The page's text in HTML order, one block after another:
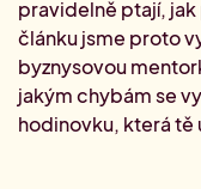
Kariérní cesta:
Vydej se na cestu
Videokurzy
Tvé téma, tvé
Půlroční
Jedno rozhodnutí,
Vstupenka
Akademie
Akademie
Firemní
Hledám do
Staň se
O nás
#HzM Merch
0
pravidelně ptají, jak
článku jsme proto
byznysovou
jakým chybám se
hodinovku, která tě